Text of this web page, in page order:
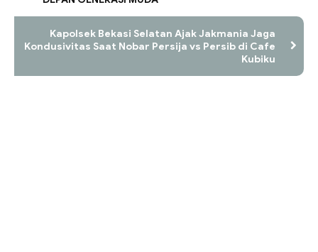
Kapolsek Bekasi Selatan Ajak Jakmania Jaga
Kondusivitas Saat Nobar Persija vs Persib di Cafe
Kubiku